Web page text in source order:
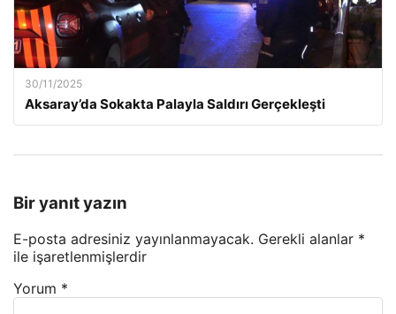
30/11/2025
Aksaray’da Sokakta Palayla Saldırı Gerçekleşti
Bir yanıt yazın
E-posta adresiniz yayınlanmayacak. Gerekli alanlar *
ile işaretlenmişlerdir
Yorum *